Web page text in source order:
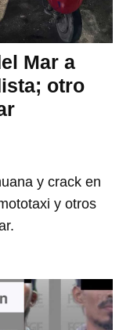
Mar a
otro
y crack en
y otros